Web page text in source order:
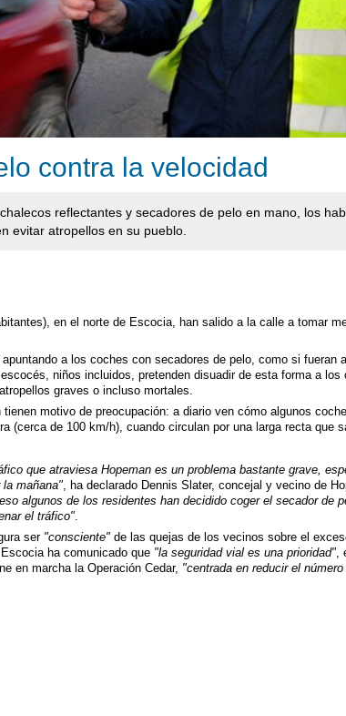
contra la velocidad
reflectantes y secadores de pelo en mano, los
evitar atropellos en su pueblo.
en el norte de Escocia, han salido a la calle a tomar
a los coches con secadores de pelo, como si fueran
niños incluidos, pretenden disuadir de esta forma a los
graves o incluso mortales.
motivo de preocupación: a diario ven cómo algunos
(cerca de 100 km/h), cuando circulan por una larga recta que
que atraviesa Hopeman es un problema bastante grave,
mañana" , ha declarado Dennis Slater, concejal y vecino de
algunos de los residentes han decidido coger el secador de
el tráfico"
ser "consciente" de las quejas de los vecinos sobre el
ha comunicado que "la seguridad vial es una prioridad",
en marcha la Operación Cedar, "centrada en reducir el